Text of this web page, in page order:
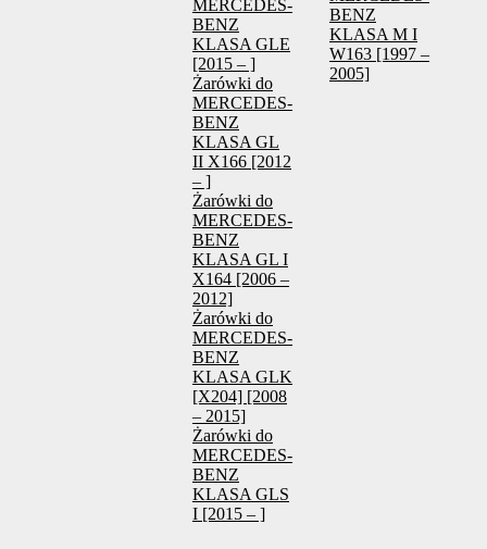
MERCEDES-
BENZ
KLASA GLE
[2015 – ]
Żarówki do
MERCEDES-
BENZ
KLASA GL
II X166 [2012
– ]
Żarówki do
MERCEDES-
BENZ
KLASA GL I
X164 [2006 –
2012]
Żarówki do
MERCEDES-
BENZ
KLASA GLK
[X204] [2008
– 2015]
Żarówki do
MERCEDES-
BENZ
KLASA GLS
I [2015 – ]
BENZ
KLASA M I
W163 [1997 –
2005]